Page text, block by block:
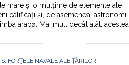
mare și o mulțime de elemente ale
calificați și, de asemenea, astronomi
arabă. Mai mult decât atât, acestea
, FORŢELE NAVALE ALE ŢĂRILOR